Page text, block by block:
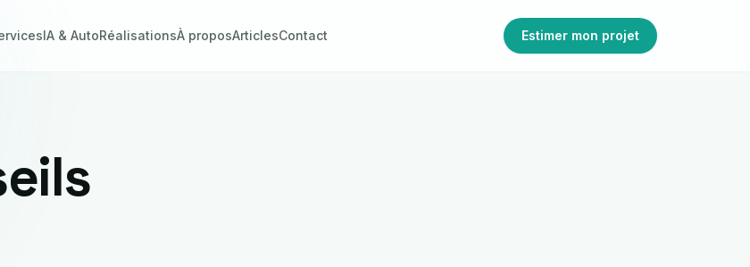
IA & AutoRéalisationsÀ proposArticlesContact Estimer mon projet